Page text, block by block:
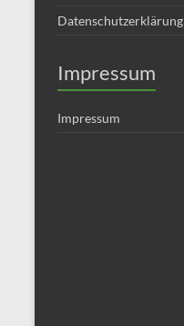
Datenschutzerklärung
Impressum
Impressum